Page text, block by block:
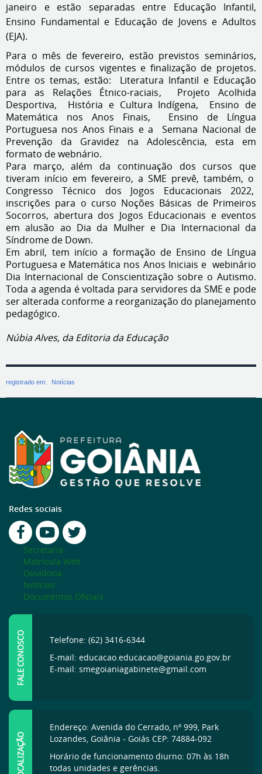
janeiro e estão separadas entre Educação Infantil,
Ensino Fundamental e Educação de Jovens e Adultos
(EJA).
Para o mês de fevereiro, estão previstos seminários,
módulos de cursos vigentes e finalização de projetos.
Entre os temas, estão: Literatura Infantil e Educação
para as Relações Étnico-raciais, Projeto Acolhida
Desportiva, História e Cultura Indígena, Ensino de
Matemática nos Anos Finais, Ensino de Língua
Portuguesa nos Anos Finais e a Semana Nacional de
Prevenção da Gravidez na Adolescência, esta em
formato de webnário.
Para março, além da continuação dos cursos que
tiveram início em fevereiro, a SME prevê, também, o
Congresso Técnico dos Jogos Educacionais 2022,
inscrições para o curso Noções Básicas de Primeiros
Socorros, abertura dos Jogos Educacionais e eventos
em alusão ao Dia da Mulher e Dia Internacional da
Síndrome de Down.
Em abril, tem início a formação de Ensino de Língua
Portuguesa e Matemática nos Anos Iniciais e webinário
Dia Internacional de Conscientização sobre o Autismo.
Toda a agenda é voltada para servidores da SME e pode
ser alterada conforme a reorganização do planejamento
pedagógico.
Núbia Alves, da Editoria da Educação
registrado em: Notícias
Redes sociais
Secretaria
Matrícula Web
Ouvidoria
Notícias
Documentos Oficiais
FALE CONOSCO
Telefone: (62) 3416-6344
E-mail: educacao.educacao@goiania.go.gov.br
E-mail: smegoianiagabinete@gmail.com
LOCALIZAÇÃO
Endereço: Avenida do Cerrado, nº 999, Park
Lozandes, Goiânia - Goiás CEP: 74884-092
Horário de funcionamento diurno: 07h às 18h
todas unidades e gerências.